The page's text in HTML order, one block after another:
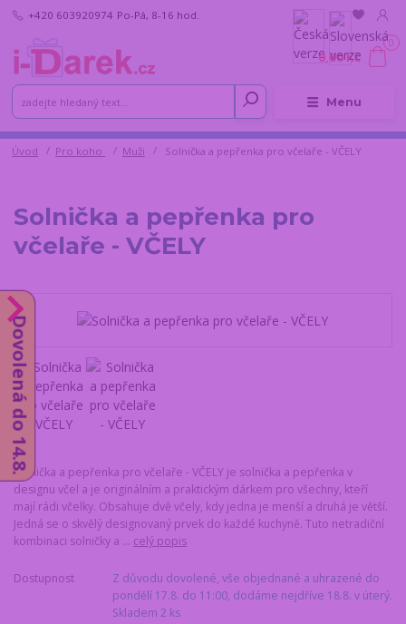
Menu
+420 603920974 Po-Pá, 8-16 hod.
0
0,00 Kč
Úvod Pro koho Muži Solnička a pepřenka pro včelaře - VČELY
Solnička a pepřenka pro
včelaře - VČELY
Solnička a pepřenka pro včelaře - VČELY je solnička a pepřenka v
designu včel a je originálním a praktickým dárkem pro všechny, kteří
mají rádi včelky. Obsahuje dvě včely, kdy jedna je menší a druhá je větší.
Jedná se o skvělý designovaný prvek do každé kuchyně. Tuto netradiční
kombinaci solničky a ... celý popis
Dostupnost
Z důvodu dovolené, vše objednané a uhrazené do
pondělí 17.8. do 11:00, dodáme nejdříve 18.8. v úterý.
Skladem 2 ks
Dovolená do 14.8.